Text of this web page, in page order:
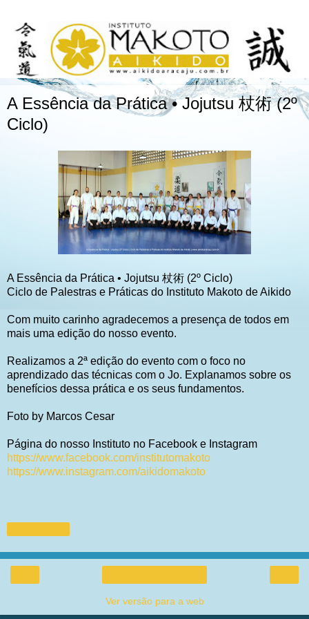
A Essência da Prática • Jojutsu 杖術 (2º
Ciclo)
A Essência da Prática • Jojutsu 杖術 (2º Ciclo)
Ciclo de Palestras e Práticas do Instituto Makoto de Aikido
Com muito carinho agradecemos a presença de todos em
mais uma edição do nosso evento.
Realizamos a 2ª edição do evento com o foco no
aprendizado das técnicas com o Jo. Explanamos sobre os
benefícios dessa prática e os seus fundamentos.
Foto by Marcos Cesar
Página do nosso Instituto no Facebook e Instagram
https://www.facebook.com/institutomakoto
https://www.instagram.com/aikidomakoto
Ver versão para a web